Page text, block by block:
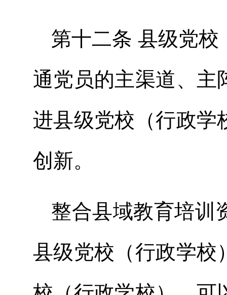
第十二条 县级党
通党员的主渠道、主
进县级党校（行政学
创新。
整合县域教育培训
县级党校（行政学校